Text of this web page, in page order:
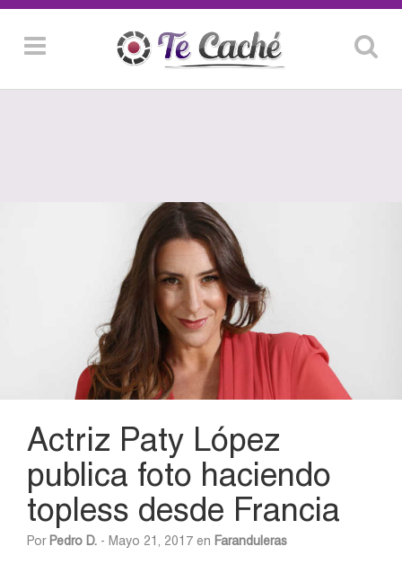
Actriz Paty López
publica foto haciendo
topless desde Francia
Por Pedro D. - Mayo 21, 2017 en Faranduleras